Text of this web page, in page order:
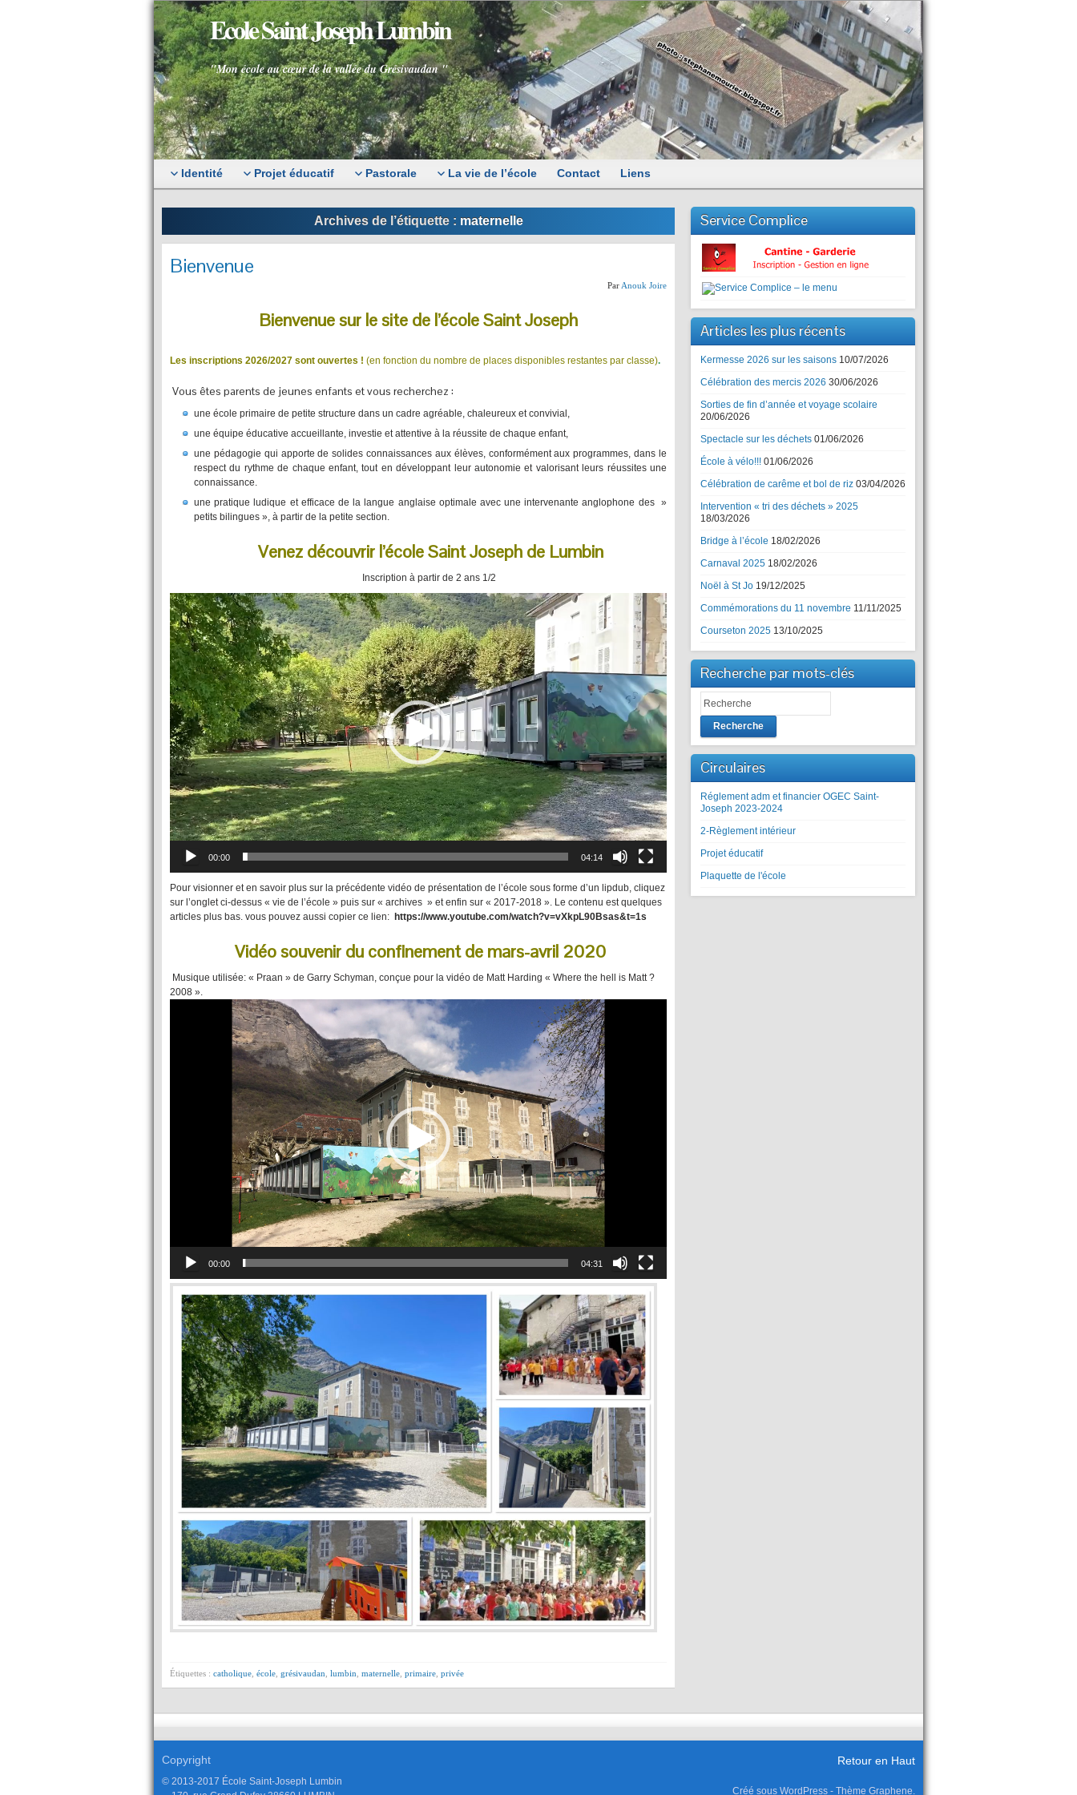
Ecole Saint Joseph Lumbin
"Mon école au cœur de la vallée du Grésivaudan "
Identité Projet éducatif Pastorale La vie de l’école Contact Liens
Archives de l’étiquette : maternelle
Bienvenue
Par Anouk Joire
Bienvenue sur le site de l’école Saint Joseph
Les inscriptions 2026/2027 sont ouvertes ! (en fonction du nombre de places disponibles restantes par classe).
Vous êtes parents de jeunes enfants et vous recherchez :
une école primaire de petite structure dans un cadre agréable, chaleureux et convivial,
une équipe éducative accueillante, investie et attentive à la réussite de chaque enfant,
une pédagogie qui apporte de solides connaissances aux élèves, conformément aux programmes, dans le
respect du rythme de chaque enfant, tout en développant leur autonomie et valorisant leurs réussites une
connaissance.
une pratique ludique et efficace de la langue anglaise optimale avec une intervenante anglophone des »
petits bilingues », à partir de la petite section.
Venez découvrir l’école Saint Joseph de Lumbin
Inscription à partir de 2 ans 1/2
Video
Player
00:00 04:14
Pour visionner et en savoir plus sur la précédente vidéo de présentation de l’école sous forme d’un lipdub, cliquez
sur l’onglet ci-dessus « vie de l’école » puis sur « archives » et enfin sur « 2017-2018 ». Le contenu est quelques
articles plus bas. vous pouvez aussi copier ce lien: https://www.youtube.com/watch?v=vXkpL90Bsas&t=1s
Vidéo souvenir du confinement de mars-avril 2020
Musique utilisée: « Praan » de Garry Schyman, conçue pour la vidéo de Matt Harding « Where the hell is Matt ?
2008 ».
00:00 04:31
Étiquettes : catholique école grésivaudan lumbin maternelle primaire privée
Service Complice
Articles les plus récents
Kermesse 2026 sur les saisons 10/07/2026
Célébration des mercis 2026 30/06/2026
Sorties de fin d’année et voyage scolaire
20/06/2026
Spectacle sur les déchets 01/06/2026
École à vélo!!! 01/06/2026
Célébration de carême et bol de riz 03/04/2026
Intervention « tri des déchets » 2025
18/03/2026
Bridge à l’école 18/02/2026
Carnaval 2025 18/02/2026
Noël à St Jo 19/12/2025
Commémorations du 11 novembre 11/11/2025
Courseton 2025 13/10/2025
Recherche par mots-clés
Recherche
Circulaires
Réglement adm et financier OGEC Saint-
Joseph 2023-2024
2-Règlement intérieur
Projet éducatif
Plaquette de l'école
Copyright
© 2013-2017 École Saint-Joseph Lumbin
Retour en Haut
Créé sous WordPress - Thème Graphene.